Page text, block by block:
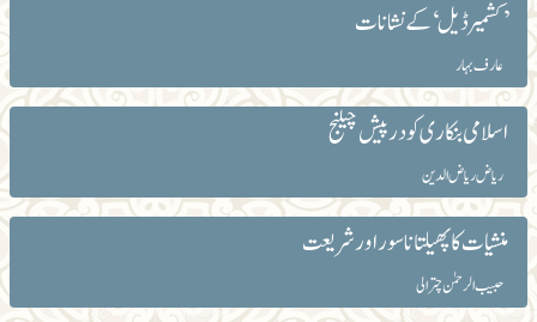
’کشمیر ڈیل‘ کے نشانات
عارف بہار
اسلامی بنکاری کو درپیش چیلنج
ریاض ریاض الدین
منشیات کا پھیلتا ناسور اور شریعت
حبیب الرحمٰن چترالی